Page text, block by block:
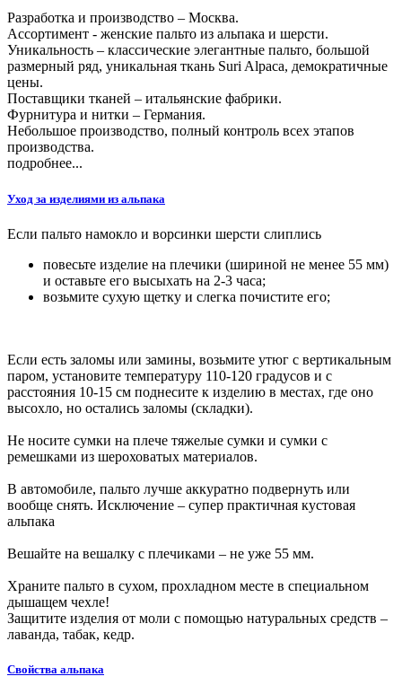
Разработка и производство – Москва.
Ассортимент - женские пальто из альпака и шерсти.
Уникальность – классические элегантные пальто, большой
размерный ряд, уникальная ткань Suri Alpaca, демократичные
цены.
Поставщики тканей – итальянcкие фабрики.
Фурнитура и нитки – Германия.
Небольшое производство, полный контроль всех этапов
производства.
подробнее...
Уход за изделиями из альпака
Если пальто намокло и ворсинки шерсти слиплись
повесьте изделие на плечики (шириной не менее 55 мм)
и оставьте его высыхать на 2-3 часа;
возьмите сухую щетку и слегка почистите его;
Если есть заломы или замины, возьмите утюг с вертикальным
паром, установите температуру 110-120 градусов и с
расстояния 10-15 см поднесите к изделию в местах, где оно
высохло, но остались заломы (складки).
Не носите сумки на плече тяжелые сумки и сумки с
ремешками из шероховатых материалов.
В автомобиле, пальто лучше аккуратно подвернуть или
вообще снять. Исключение – супер практичная кустовая
альпака
Вешайте на вешалку с плечиками – не уже 55 мм.
Храните пальто в сухом, прохладном месте в специальном
дышащем чехле!
Защитите изделия от моли с помощью натуральных средств –
лаванда, табак, кедр.
Свойства альпака